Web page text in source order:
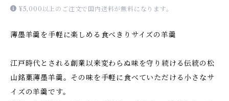
¥5,000以上のご注文で国内送料が無料になります。
薄墨羊羹を手軽に楽しめる食べきりサイズの羊羹
江戸時代とされる創業以来変わらぬ味を守り続ける伝統の松
山銘菓薄墨羊羹。その味を手軽に食べていただける小さなサ
イズの羊羹です。